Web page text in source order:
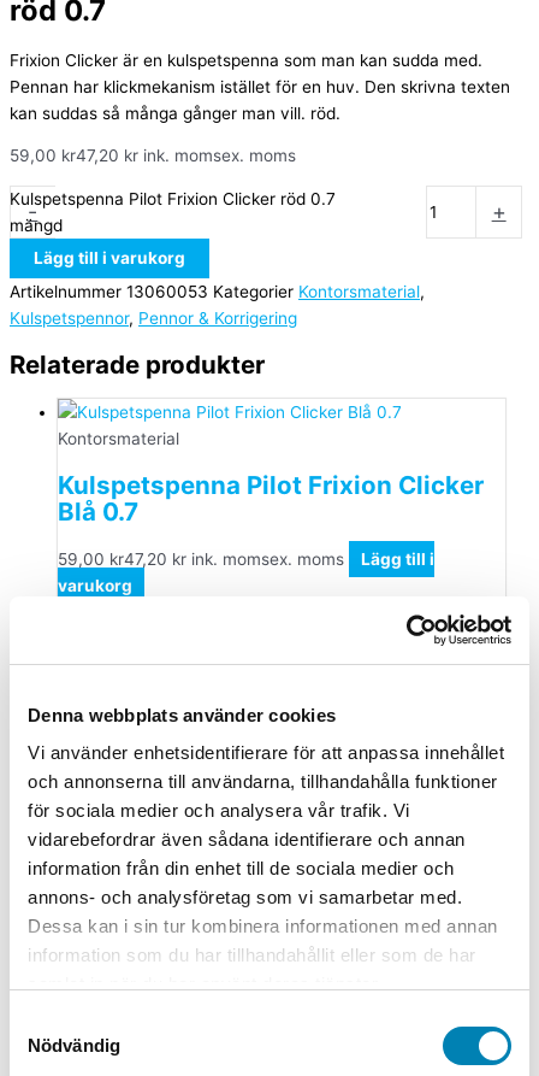
Denna webbplats använder cookies
Vi använder enhetsidentifierare för att anpassa innehållet
och annonserna till användarna, tillhandahålla funktioner
för sociala medier och analysera vår trafik. Vi
vidarebefordrar även sådana identifierare och annan
information från din enhet till de sociala medier och
annons- och analysföretag som vi samarbetar med.
Dessa kan i sin tur kombinera informationen med annan
information som du har tillhandahållit eller som de har
Nödvändig
röd 0.7
Frixion Clicker är en kulspetspenna som man kan sudda med.
Pennan har klickmekanism istället för en huv. Den skrivna texten
kan suddas så många gånger man vill. röd.
59,00 kr47,20 kr ink. momsex. moms
-
Kulspetspenna Pilot Frixion Clicker röd 0.7
mängd
+
Lägg till i varukorg
Artikelnummer 13060053 Kategorier Kontorsmaterial,
Kulspetspennor, Pennor & Korrigering
Relaterade produkter
Kontorsmaterial
Kulspetspenna Pilot Frixion Clicker
Blå 0.7
59,00 kr47,20 kr ink. momsex. moms
Lägg till i
varukorg
tejp
361,00kr 288,80kr ink. moms ex. moms
Lägg till i
varukorg
Kontorsmaterial
Soppåse LLD 17L 25my Vit
410x500mm
80,00kr 64,00kr ink. momsex. moms
Lägg till i
varukorg
Kontorsmaterial